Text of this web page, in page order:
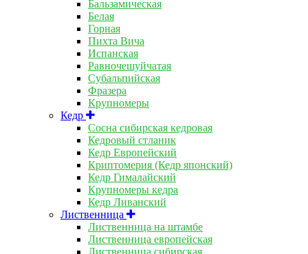
Бальзамическая
Белая
Горная
Пихта Вича
Испанская
Равночешуйчатая
Субальпийская
Фразера
Крупномеры
Кедр
Сосна сибирская кедровая
Кедровый стланик
Кедр Европейский
Криптомерия (Кедр японский)
Кедр Гималайский
Крупномеры кедра
Кедр Ливанский
Лиственница
Лиственница на штамбе
Лиственница европейская
Лиственница сибирская